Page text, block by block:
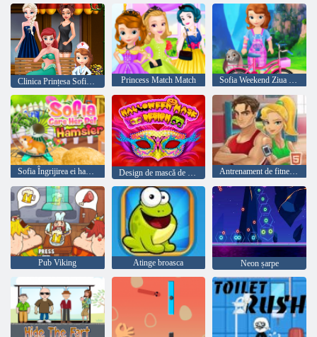
Princess Match Match Sofia Weekend Ziua fericită
Sofia Îngrijirea ei hamster de companie Antrenament de fitness XL
Pub Viking Atinge broasca Neon șarpe